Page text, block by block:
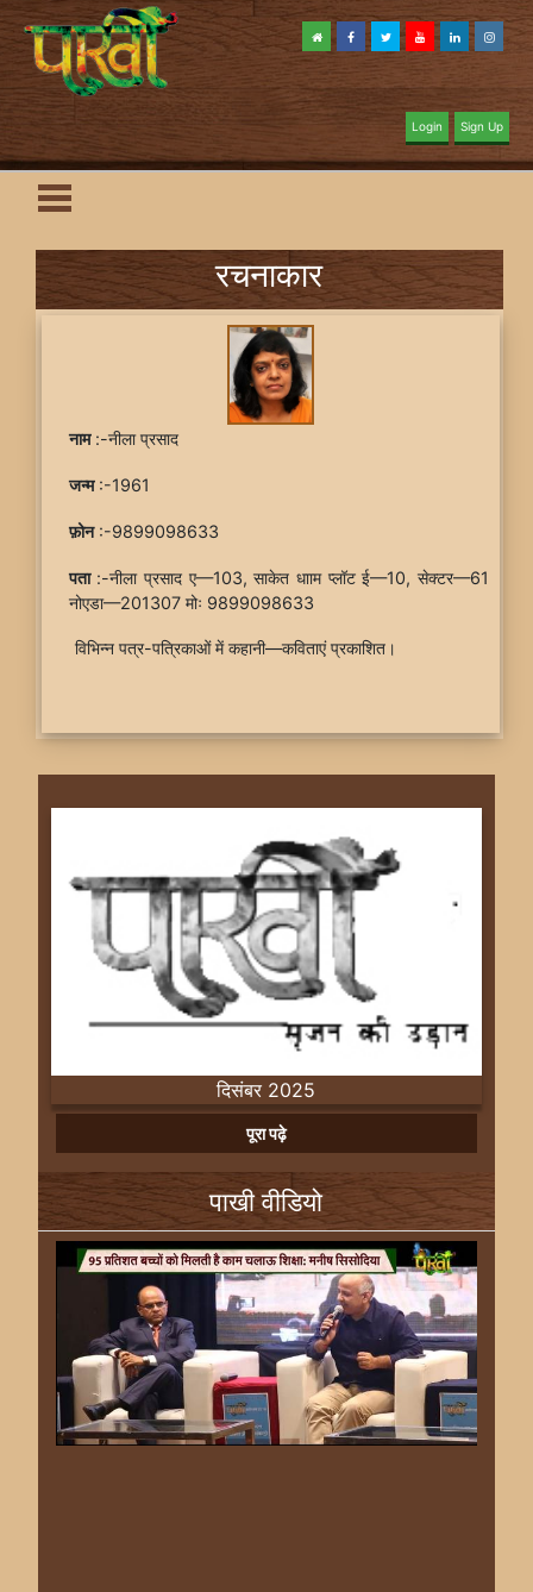
Login Sign Up
रचनाकार
नाम:-नीला प्रसाद
जन्म:-1961
फ़ोन:-9899098633
पता:-नीला प्रसाद ए—103, साकेत धााम प्लॉट ई—10, सेक्टर—61
नोएडा—201307 मोः 9899098633
विभिन्न पत्र-पत्रिकाओं में कहानी—कविताएं प्रकाशित।
दिसंबर 2025
Previous
Next
पूरा पढ़े
पाखी वीडियो